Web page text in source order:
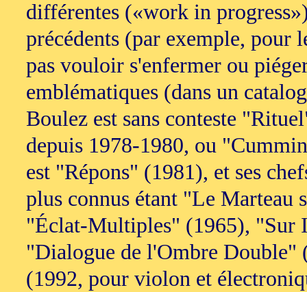
différentes («work in
précédents (par exemple, pour
pas vouloir s'enfermer ou
emblématiques (dans un
Boulez est sans conteste
depuis 1978-1980, ou
est "Répons" (1981), et ses
plus connus étant "Le
"Éclat-Multiples" (1965), "Sur
"Dialogue de l'Ombre Double"
(1992, pour violon et